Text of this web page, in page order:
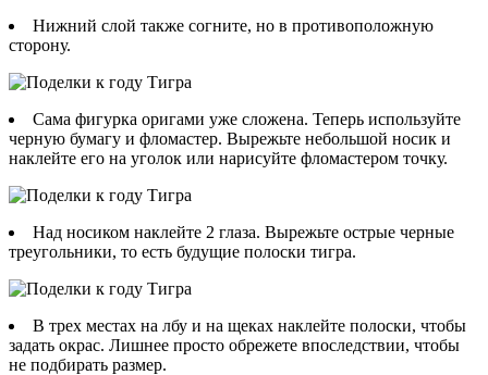
Нижний слой также согните, но в противоположную
сторону.
Сама фигурка оригами уже сложена. Теперь используйте
черную бумагу и фломастер. Вырежьте небольшой носик и
наклейте его на уголок или нарисуйте фломастером точку.
Над носиком наклейте 2 глаза. Вырежьте острые черные
треугольники, то есть будущие полоски тигра.
В трех местах на лбу и на щеках наклейте полоски, чтобы
задать окрас. Лишнее просто обрежете впоследствии, чтобы
не подбирать размер.